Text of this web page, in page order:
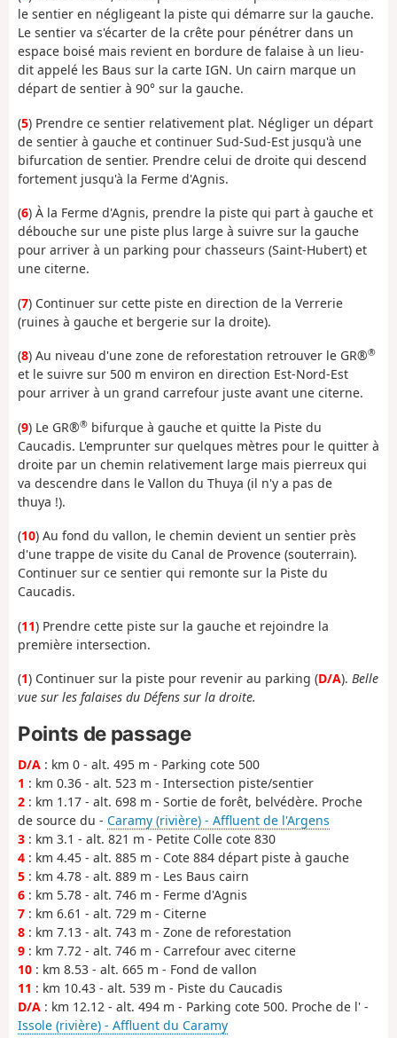
le sentier en négligeant la piste qui démarre sur la gauche.
Le sentier va s'écarter de la crête pour pénétrer dans un
espace boisé mais revient en bordure de falaise à un lieu-
dit appelé les Baus sur la carte IGN. Un cairn marque un
départ de sentier à 90° sur la gauche.
(5) Prendre ce sentier relativement plat. Négliger un départ
de sentier à gauche et continuer Sud-Sud-Est jusqu'à une
bifurcation de sentier. Prendre celui de droite qui descend
fortement jusqu'à la Ferme d'Agnis.
(6) À la Ferme d'Agnis, prendre la piste qui part à gauche et
débouche sur une piste plus large à suivre sur la gauche
pour arriver à un parking pour chasseurs (Saint-Hubert) et
une citerne.
(7) Continuer sur cette piste en direction de la Verrerie
(ruines à gauche et bergerie sur la droite).
(8) Au niveau d'une zone de reforestation retrouver le GR®®
et le suivre sur 500 m environ en direction Est-Nord-Est
pour arriver à un grand carrefour juste avant une citerne.
(9) Le GR®® bifurque à gauche et quitte la Piste du
Caucadis. L'emprunter sur quelques mètres pour le quitter à
droite par un chemin relativement large mais pierreux qui
va descendre dans le Vallon du Thuya (il n'y a pas de
thuya !).
(10) Au fond du vallon, le chemin devient un sentier près
d'une trappe de visite du Canal de Provence (souterrain).
Continuer sur ce sentier qui remonte sur la Piste du
Caucadis.
(11) Prendre cette piste sur la gauche et rejoindre la
première intersection.
(1) Continuer sur la piste pour revenir au parking (D/A). Belle
vue sur les falaises du Défens sur la droite.
Points de passage
D/A : km 0 - alt. 495 m - Parking cote 500
1 : km 0.36 - alt. 523 m - Intersection piste/sentier
2 : km 1.17 - alt. 698 m - Sortie de forêt, belvédère. Proche
de source du - Caramy (rivière) - Affluent de l'Argens
3 : km 3.1 - alt. 821 m - Petite Colle cote 830
4 : km 4.45 - alt. 885 m - Cote 884 départ piste à gauche
5 : km 4.78 - alt. 889 m - Les Baus cairn
6 : km 5.78 - alt. 746 m - Ferme d'Agnis
7 : km 6.61 - alt. 729 m - Citerne
8 : km 7.13 - alt. 743 m - Zone de reforestation
9 : km 7.72 - alt. 746 m - Carrefour avec citerne
10 : km 8.53 - alt. 665 m - Fond de vallon
11 : km 10.43 - alt. 539 m - Piste du Caucadis
D/A : km 12.12 - alt. 494 m - Parking cote 500. Proche de l' -
Issole (rivière) - Affluent du Caramy